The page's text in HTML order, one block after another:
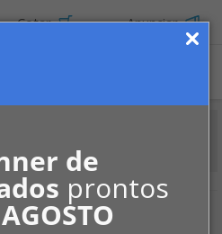
de
prontos
AGOSTO
Cotar Anunciar
Infração às regras